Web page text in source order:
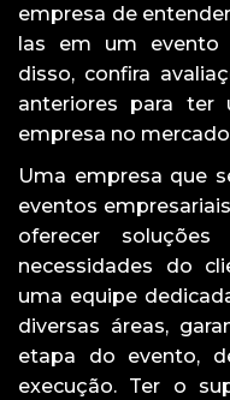
empresa de
las em um evento
disso, confira
anteriores para ter
empresa no
Uma empresa que
eventos
oferecer
necessidades do
uma equipe
diversas áreas,
etapa do evento,
execução. Ter o